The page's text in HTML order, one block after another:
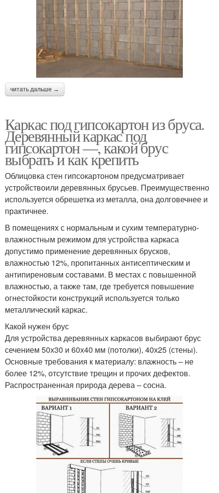
читать дальше →
Каркас под гипсокартон из бруса.
Деревянный каркас под
гипсокартон —, какой брус
выбрать и как крепить
Облицовка стен гипсокартоном предусматривает
устройствоили деревянных брусьев. Преимущественно
используется обрешетка из металла, она долговечнее и
практичнее.
В помещениях с нормальным и сухим температурно-
влажностным режимом для устройства каркаса
допустимо применение деревянных брусков,
влажностью 12%, пропитанных антисептическим и
антипиреновым составами. В местах с повышенной
влажностью, а также там, где требуется повышение
огнестойкости конструкций используется только
металлический каркас.
Какой нужен брус
Для устройства деревянных каркасов выбирают брус
сечением 50х30 и 60х40 мм (потолки), 40х25 (стены).
Основные требования к материалу: влажность – не
более 12%, отсутствие трещин и прочих дефектов.
Распространенная природа дерева – сосна.